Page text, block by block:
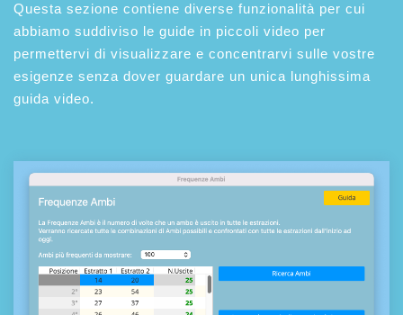
Questa sezione contiene diverse funzionalità per cui
abbiamo suddiviso le guide in piccoli video per
permettervi di visualizzare e concentrarvi sulle vostre
esigenze senza dover guardare un unica lunghissima
guida video.